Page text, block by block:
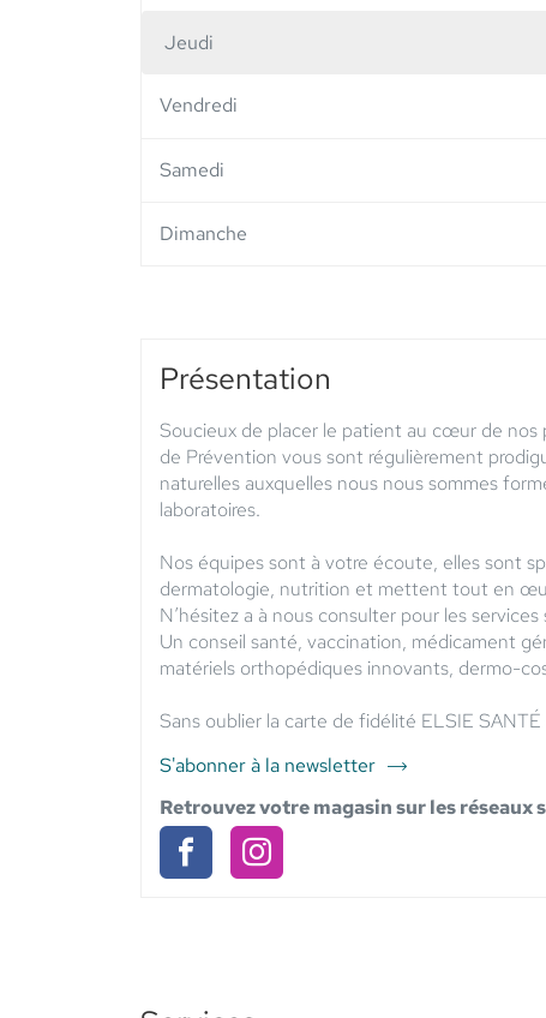
Horaires
d'aujourd'hui
Jeudi
Vendredi
Samedi
Dimanche
Présentation
Soucieux de placer le patient au cœur de nos
de Prévention vous sont régulièrement
naturelles auxquelles nous nous sommes
laboratoires.
Nos équipes sont à votre écoute, elles sont
dermatologie, nutrition et mettent tout en
N’hésitez a à nous consulter pour les services
Un conseil santé, vaccination, médicament
matériels orthopédiques innovants, dermo-
Sans oublier la carte de fidélité ELSIE
S'abonner à la newsletter
du
point
de
vente
Pharmacie
Retrouvez votre magasin sur les réseaux
PharmaciePharmacie